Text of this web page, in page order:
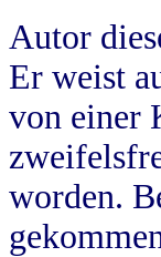
Autor
Er weist
von einer
worden.